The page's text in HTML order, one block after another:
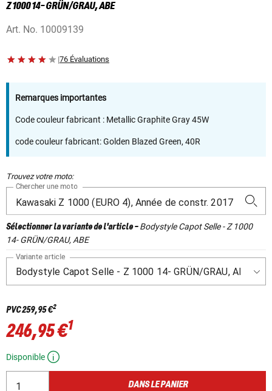
Z 1000 14- GRÜN/GRAU, ABE
Art. No. 10009139
|76 Évaluations
Remarques importantes
Code couleur fabricant : Metallic Graphite Gray 45W
code couleur fabricant: Golden Blazed Green, 40R
Trouvez votre moto:
Chercher une moto
Sélectionner la variante de l'article-Bodystyle Capot Selle - Z 1000
14- GRÜN/GRAU, ABE
Variante article
PVC259,95 €2
246,95 €1
Disponible
DANS LE PANIER